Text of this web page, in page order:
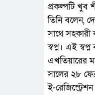
প্রকল্পটি খুব
তিনি বলেন,
সাথে সহকারী
স্বপ্ন। এই
এখতিয়ারের
সালের ২৮
ই-